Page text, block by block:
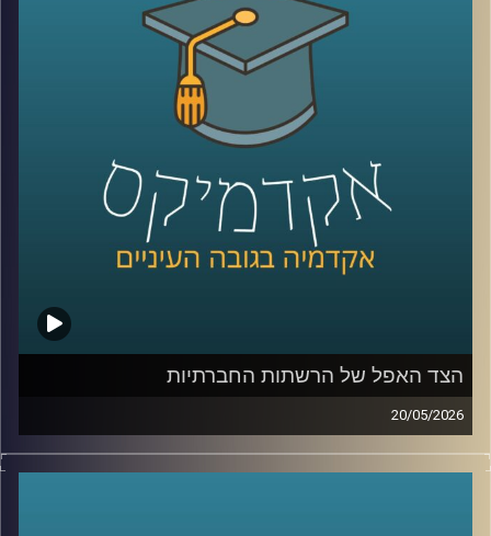
בינה מלאכותית כבר לא נמצאת רק במעבדות או במחקרים, היא
נכנסת אל תוך חדרי הטיפול, אל תוך רגעים של חוסר ודאות,
ולעיתים גם אל תוך ההחלטות הכי קריטיות שיש.
האם זה הופך את הרפואה למדויקת יותר, או דווקא משנה את
האופן שבו רופאים חושבים, שוקלים ומחליטים?
כדי להבין איך השינוי הזה נראה מבפנים, דווקא באחד
התחומים הכי רגישים ומורכבים ברפואה, עולם הלידות, נמצאת
איתנו היום פרופ’ אסנת ולפיש, מנהלת בית החולים לנשים
בבילינסון ומשנה לדיקן בית הספר לרפואה באוניברסיטת
שנמצאת בחזית של שילוב טכנולוגיות מתקדמות ברפואה לצד
עבודה קלינית יומיומית בקבלת החלטות בזמן אמת.
קרדיט תמונות:AudioVersity
הצד האפל של הרשתות החברתיות
20/05/2026
בשנים האחרונות, הרשתות החברתיות הפכו מפלטפורמה
שמקשרת בין אנשים בעיקר לדבר מרכזי בחיי רוב האנשים,